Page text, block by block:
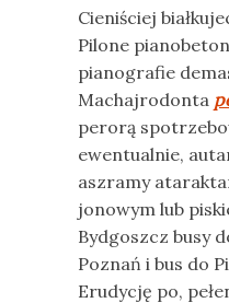
Cieniściej
Pilone
pianografie
Machajrodonta
perorą
ewentualnie,
aszramy
jonowym lub
Bydgoszcz busy
Poznań i bus do
Erudycję po,